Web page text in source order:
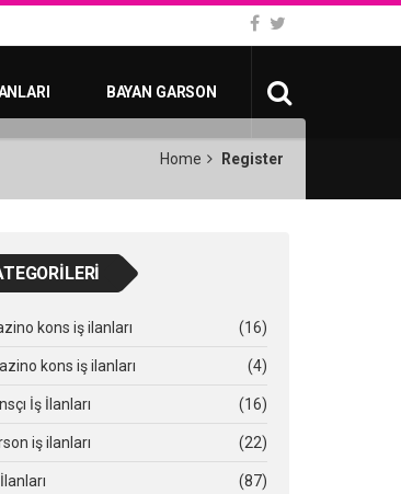
BAYAN GARSON
Home Register
kons iş ilanları (16)
kons iş ilanları (4)
İş İlanları (16)
iş ilanları (22)
(87)